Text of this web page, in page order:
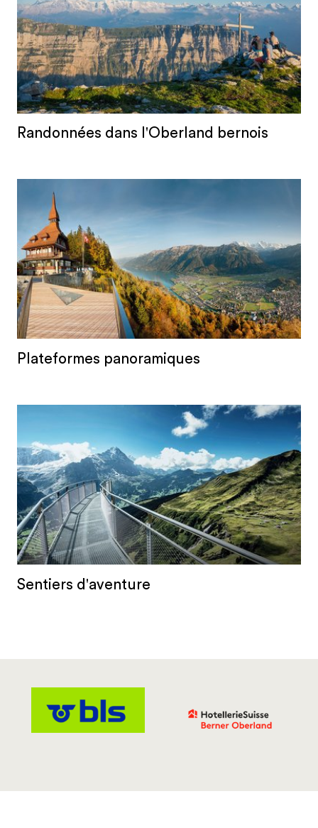
Randonnées dans l'Oberland bernois
Plateformes panoramiques
Sentiers d'aventure